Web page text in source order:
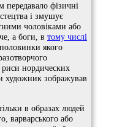
передавало фізичні
і змушує
чоловіками або
а боги, в тому числі
якого
риси нордических
художник зображував
в образах людей
варварського або